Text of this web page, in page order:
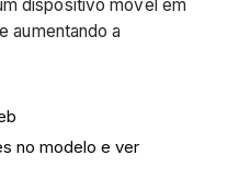
dispositivo móvel em
aumentando a
no modelo e ver